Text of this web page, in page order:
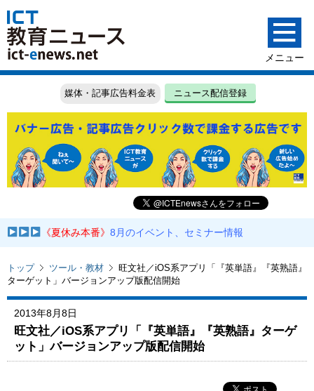
媒体・記事広告料金表 ニュース配信登録
《夏休み本番》8月のイベント、セミナー情報
トップ ツール・教材
旺文社／iOS系アプリ「『英単語』『英熟語』
ターゲット」バージョンアップ版配信開始
2013年8月8日
旺文社／iOS系アプリ「『英単語』『英熟語』ターゲ
ット」バージョンアップ版配信開始